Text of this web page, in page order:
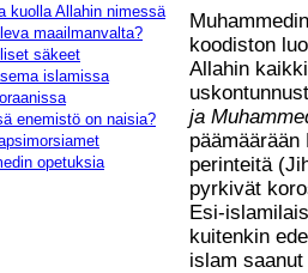
kuolla Allahin nimessä
maailmanvalta?
säkeet
islamissa
enemistö on naisia?
opetuksia
koodiston
Allahin
ja
perinteitä
pyrkivät
Esi-
kuitenkin
islam